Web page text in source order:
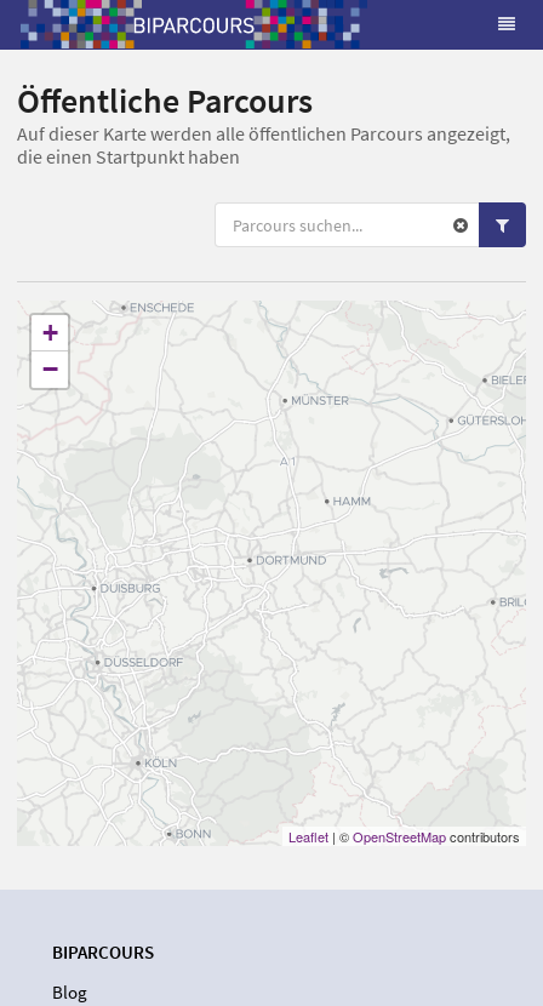
Öffentliche Parcours
Auf dieser Karte werden alle öffentlichen Parcours angezeigt,
die einen Startpunkt haben
+
−
Leaflet | ©OpenStreetMapcontributors
BIPARCOURS
Blog